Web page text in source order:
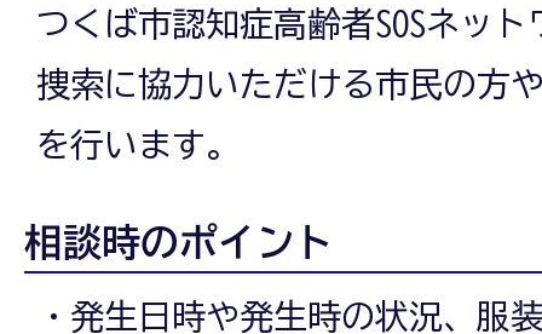
つくば市認知症高齢者SOSネッ
捜索に協力いただける市民の方
を行います。
相談時のポイント
・発生日時や発生時の状況、服